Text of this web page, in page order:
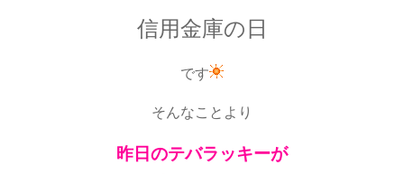
信用金庫の日
です
そんなことより
昨日のテバラッキーが